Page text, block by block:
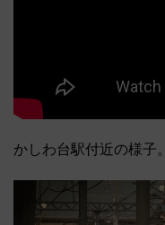
かしわ台駅付近の様子。